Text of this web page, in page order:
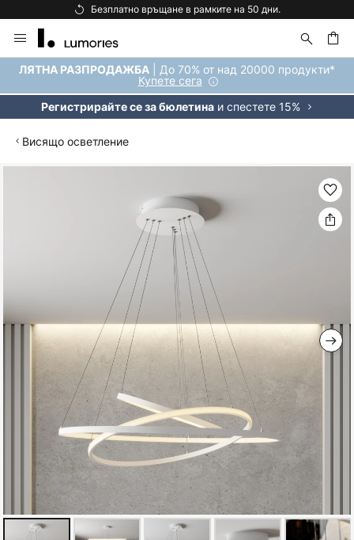
Безплатно връщане в рамките на 50 дни.
Прескачане
към
съдържанието
ЛЯТНА РАЗПРОДАЖБА | До 70% от над 20000 продукти*
Купете сега
Регистрирайте се за бюлетинаи спестете 15%
Висящо осветление